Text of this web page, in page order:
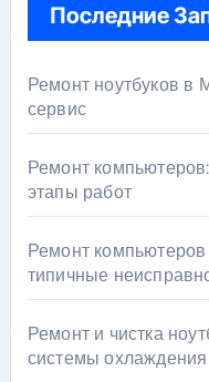
Последние
Ремонт ноутбуков в
сервис
Ремонт
этапы работ
Ремонт
типичные
Ремонт и чистка
системы